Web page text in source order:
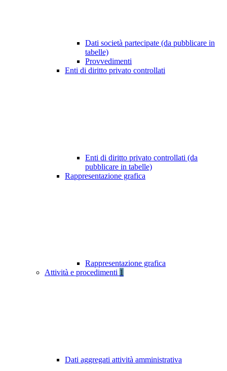
Dati società partecipate (da pubblicare in
tabelle)
Provvedimenti
Enti di diritto privato controllati
Enti di diritto privato controllati (da
pubblicare in tabelle)
Rappresentazione grafica
Rappresentazione grafica
Attività e procedimenti 1
Dati aggregati attività amministrativa